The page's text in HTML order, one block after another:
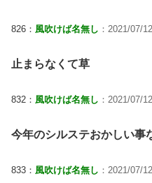
826： 風吹けば名無し ：2021/07/
止まらなくて草
832： 風吹けば名無し ：2021/07/
今年のシルステおかしい事
833： 風吹けば名無し ：2021/07/